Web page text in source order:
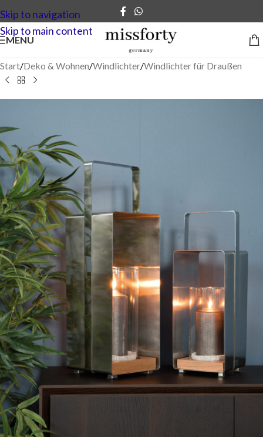
Skip to navigation
Skip to main content
MENU
Start/Deko & Wohnen/Windlichter/Windlichter für Draußen